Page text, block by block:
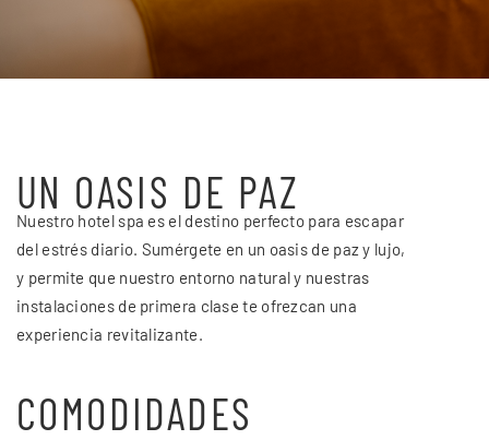
UN OASIS DE PAZ
Nuestro hotel spa es el destino perfecto para escapar
del estrés diario. Sumérgete en un oasis de paz y lujo,
y permite que nuestro entorno natural y nuestras
instalaciones de primera clase te ofrezcan una
experiencia revitalizante.
COMODIDADES